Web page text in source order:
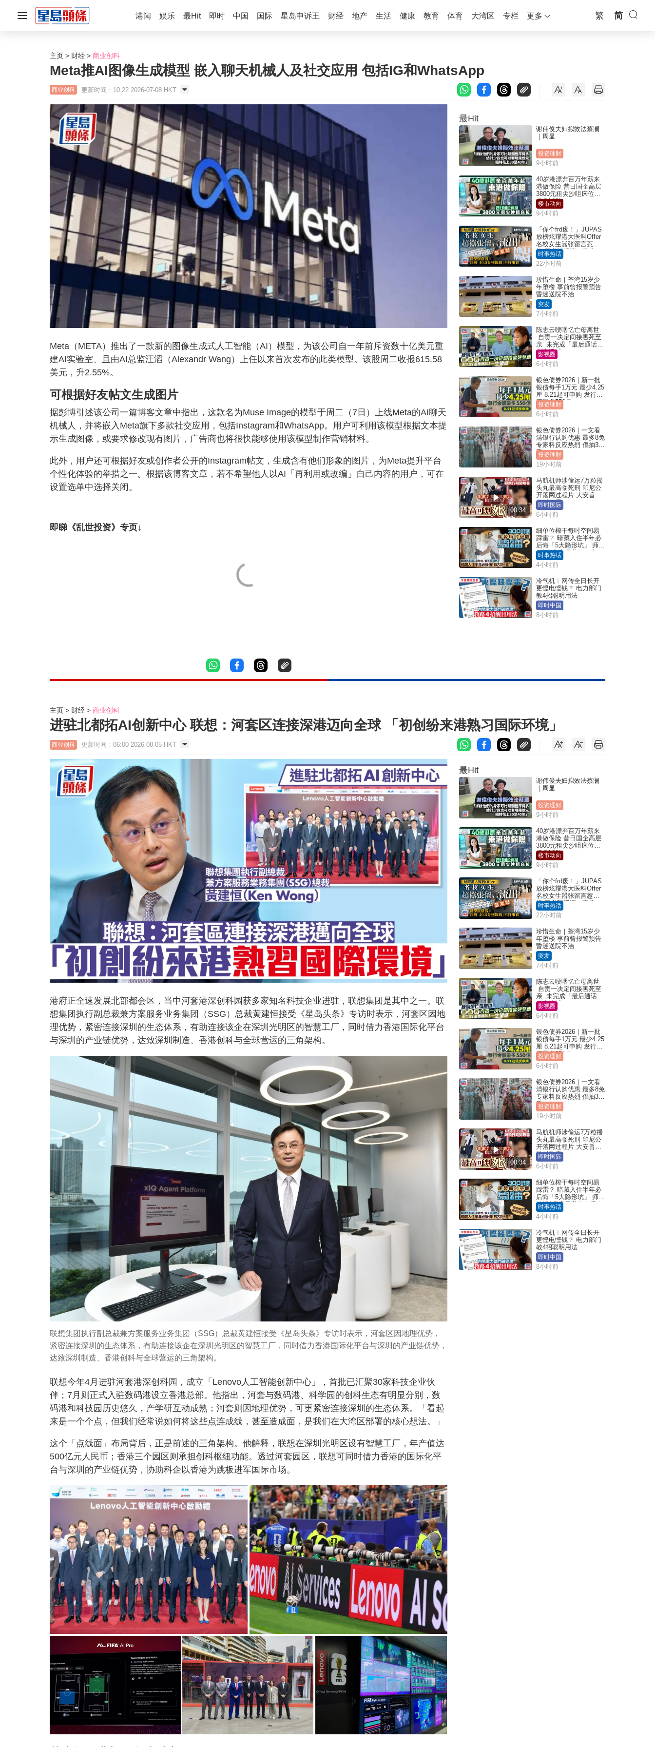
港闻 娱乐 最Hit 即时 中国 国际 星岛申诉王 财经 地产 生活 健康 教育 体育 大湾区 专栏 更多 繁 简
主页 财经 商业创科
Meta推AI图像生成模型 嵌入聊天机械人及社交应用 包括IG和WhatsApp
商业创科 更新时间：10:22 2026-07-08 HKT
Meta（META）推出了一款新的图像生成式人工智能（AI）模型，为该公司自一年前斥资数十亿美元重
建AI实验室、且由AI总监汪滔（Alexandr Wang）上任以来首次发布的此类模型。该股周二收报615.58
美元，升2.55%。
可根据好友帖文生成图片
据彭博引述该公司一篇博客文章中指出，这款名为Muse Image的模型于周二（7日）上线Meta的AI聊天
机械人，并将嵌入Meta旗下多款社交应用，包括Instagram和WhatsApp。用户可利用该模型根据文本提
示生成图像，或要求修改现有图片，广告商也将很快能够使用该模型制作营销材料。
此外，用户还可根据好友或创作者公开的Instagram帖文，生成含有他们形象的图片，为Meta提升平台
个性化体验的举措之一。根据该博客文章，若不希望他人以AI「再利用或改编」自己内容的用户，可在
设置选单中选择关闭。
即睇《乱世投资》专页↓
最Hit
谢伟俊夫妇拟效法蔡澜
｜周显
投资理财
9小时前
40岁港漂弃百万年薪来
港做保险 昔日国企高层
3800元租尖沙咀床位｜
租盘Million
楼市动向
9小时前
「你个frd废！」JUPAS
放榜炫耀港大医科Offer
名校女生嚣张留言惹众
怒 医学院澄清：宣称
「40.5分获录取」不符事
实｜Juicy叮
时事热话
22小时前
珍惜生命｜荃湾15岁少
年堕楼 事前曾报警预告
昏迷送院不治
突发
7小时前
陈志云哽咽忆亡母离世
自责一决定间接害死至
亲 未完成「最后通话」
一生遗憾
影视圈
6小时前
银色债券2026｜新一批
银债每手1万元 最少4.25
厘 8.21起可申购 发行金
额最多550亿
投资理财
6小时前
银色债券2026｜一文看
清银行认购优惠 最多8免
专家料反应热烈 倡抽30
手
投资理财
19小时前
00:34
马航机师涉偷运7万粒摇
头丸最高临死刑 印尼公
开落网过程片 大安旨意
岂料败露
即时国际
6小时前
细单位榨干每吋空间易
踩雷？ 暗藏入住半年必
后悔「5大隐形坑」 师傅
传授6字家居装修锦囊｜
Juicy叮
时事热话
4小时前
冷气机︱网传全日长开
更悭电悭钱？ 电力部门
教4招聪明用法
即时中国
8小时前
主页 财经 商业创科
进驻北都拓AI创新中心 联想：河套区连接深港迈向全球 「初创纷来港熟习国际环境」
商业创科 更新时间：06:00 2026-08-05 HKT
港府正全速发展北部都会区，当中河套港深创科园获多家知名科技企业进驻，联想集团是其中之一。联
想集团执行副总裁兼方案服务业务集团（SSG）总裁黄建恒接受《星岛头条》专访时表示，河套区因地
理优势，紧密连接深圳的生态体系，有助连接该企在深圳光明区的智慧工厂，同时借力香港国际化平台
与深圳的产业链优势，达致深圳制造、香港创科与全球营运的三角架构。
联想集团执行副总裁兼方案服务业务集团（SSG）总裁黄建恒接受《星岛头条》专访时表示，河套区因地理优势，
紧密连接深圳的生态体系，有助连接该企在深圳光明区的智慧工厂，同时借力香港国际化平台与深圳的产业链优势，
达致深圳制造、香港创科与全球营运的三角架构。
联想今年4月进驻河套港深创科园，成立「Lenovo人工智能创新中心」，首批已汇聚30家科技企业伙
伴；7月则正式入驻数码港设立香港总部。他指出，河套与数码港、科学园的创科生态有明显分别，数
码港和科技园历史悠久，产学研互动成熟；河套则因地理优势，可更紧密连接深圳的生态体系。「看起
来是一个个点，但我们经常说如何将这些点连成线，甚至造成面，是我们在大湾区部署的核心想法。」
这个「点线面」布局背后，正是前述的三角架构。他解释，联想在深圳光明区设有智慧工厂，年产值达
500亿元人民币；香港三个园区则承担创科枢纽功能。透过河套园区，联想可同时借力香港的国际化平
台与深圳的产业链优势，协助科企以香港为跳板进军国际市场。
最Hit
谢伟俊夫妇拟效法蔡澜
｜周显
投资理财
9小时前
40岁港漂弃百万年薪来
港做保险 昔日国企高层
3800元租尖沙咀床位｜
租盘Million
楼市动向
9小时前
「你个frd废！」JUPAS
放榜炫耀港大医科Offer
名校女生嚣张留言惹众
怒 医学院澄清：宣称
「40.5分获录取」不符事
实｜Juicy叮
时事热话
22小时前
珍惜生命｜荃湾15岁少
年堕楼 事前曾报警预告
昏迷送院不治
突发
7小时前
陈志云哽咽忆亡母离世
自责一决定间接害死至
亲 未完成「最后通话」
一生遗憾
影视圈
6小时前
银色债券2026｜新一批
银债每手1万元 最少4.25
厘 8.21起可申购 发行金
额最多550亿
投资理财
6小时前
银色债券2026｜一文看
清银行认购优惠 最多8免
专家料反应热烈 倡抽30
手
投资理财
19小时前
00:34
马航机师涉偷运7万粒摇
头丸最高临死刑 印尼公
开落网过程片 大安旨意
岂料败露
即时国际
6小时前
细单位榨干每吋空间易
踩雷？ 暗藏入住半年必
后悔「5大隐形坑」 师傅
传授6字家居装修锦囊｜
Juicy叮
时事热话
4小时前
冷气机︱网传全日长开
更悭电悭钱？ 电力部门
教4招聪明用法
即时中国
8小时前